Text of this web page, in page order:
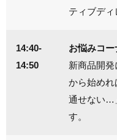
ティブデ
14:40-
14:50
お悩みコー
新商品開
から始め
通せない…
す。